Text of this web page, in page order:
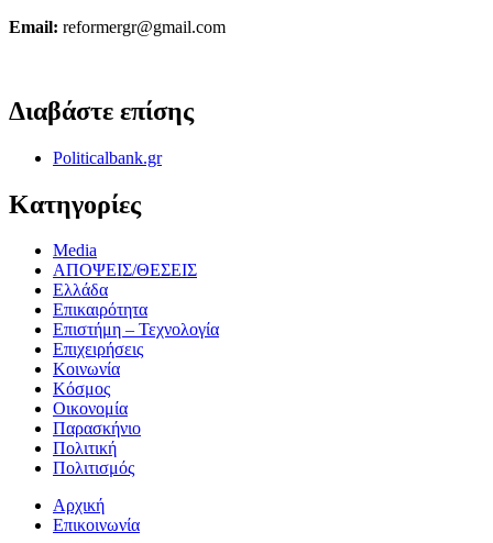
Email: reformergr@gmail.com
Διαβάστε επίσης
Politicalbank.gr
Κατηγορίες
Media
ΑΠΟΨΕΙΣ/ΘΕΣΕΙΣ
Ελλάδα
Επικαιρότητα
Επιστήμη – Τεχνολογία
Επιχειρήσεις
Κοινωνία
Κόσμος
Οικονομία
Παρασκήνιο
Πολιτική
Πολιτισμός
Αρχική
Επικοινωνία